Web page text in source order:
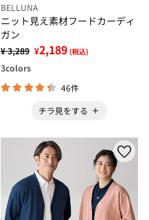
BELLUNA
ニット見え素材フードカーディ
ガン
¥ 3,289 ¥2,189 (税込)
3colors
46件
チラ見をする